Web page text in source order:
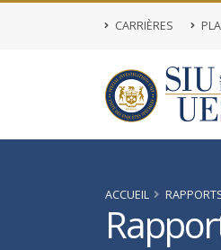
CARRIÈRES
ACCUEIL